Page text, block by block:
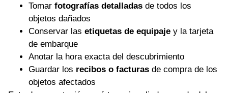
Tomar fotografías detalladas de todos los
objetos dañados
Conservar las etiquetas de equipaje y la tarjeta
de embarque
Anotar la hora exacta del descubrimiento
Guardar los recibos o facturas de compra de los
objetos afectados